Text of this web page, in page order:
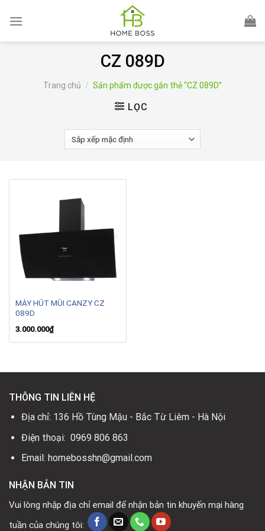
CZ 089D
Trang chủ / Sản phẩm được gắn thẻ “CZ 089D”
LỌC
MÁY HÚT MÙI CANZY CZ
089D
3.000.000₫
THÔNG TIN LIÊN HỆ
Địa chỉ: 136 Hồ Tùng Mậu - Bắc Từ Liêm - Hà Nội
Điện thoại: 0969 806 863
Email: homebosshn@gmail.com
NHẬN BẢN TIN
Vui lòng nhập địa chỉ email để nhận bản tin khuyến mại hàng
tuần của chúng tôi: